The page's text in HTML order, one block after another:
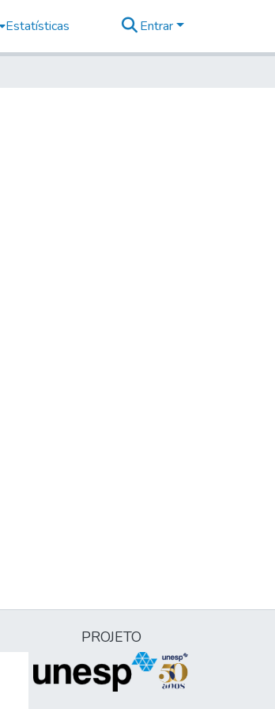
Estatísticas Entrar
PROJETO